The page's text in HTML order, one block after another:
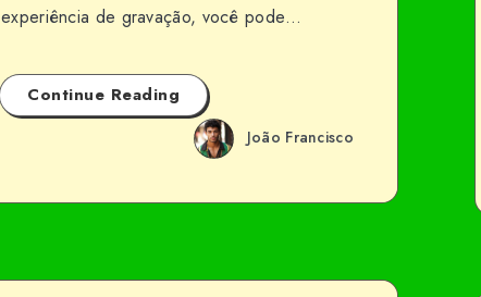
experiência de gravação, você pode…
Continue Reading
João Francisco